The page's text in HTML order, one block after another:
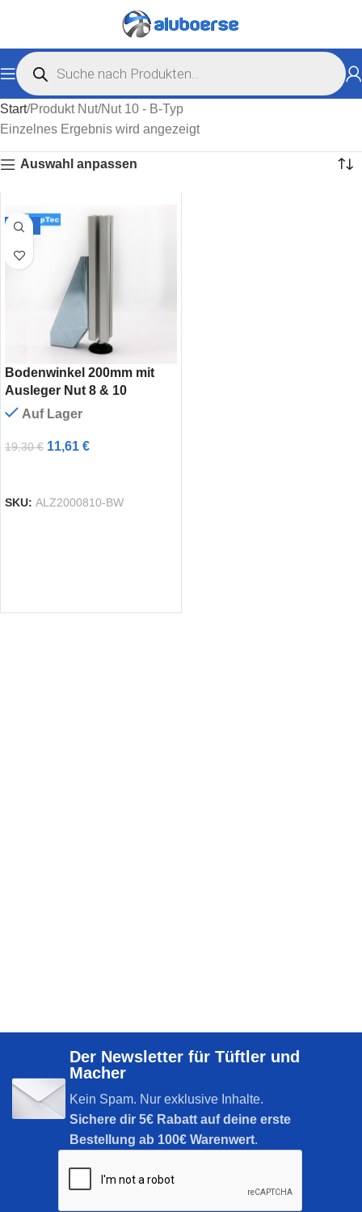
Start Produkt Nut Nut 10 - B-Typ
Einzelnes Ergebnis wird angezeigt
Auswahl anpassen
-40%
Bodenwinkel 200mm mit
Ausleger Nut 8 & 10
Auf Lager
19,30€ 11,61 €
SKU: ALZ2000810-BW
Der Newsletter für Tüftler und
Macher
Kein Spam. Nur exklusive Inhalte.
Sichere dir 5€ Rabatt auf deine erste
Bestellung ab 100€ Warenwert.